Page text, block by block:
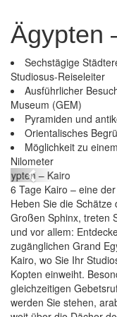
Ägypten
Sechstägige
Studiosus-Reiseleiter
Ausführlicher
Museum (GEM)
Pyramiden und
Orientalisches
Möglichkeit zu
Nilometer
Previous
6 Tage Kairo – eine
Heben Sie die
Großen Sphinx, treten
und vor allem:
zugänglichen Grand
Kairo, wo Sie Ihr
Kopten einweiht.
gleichzeitigen
werden Sie stehen,